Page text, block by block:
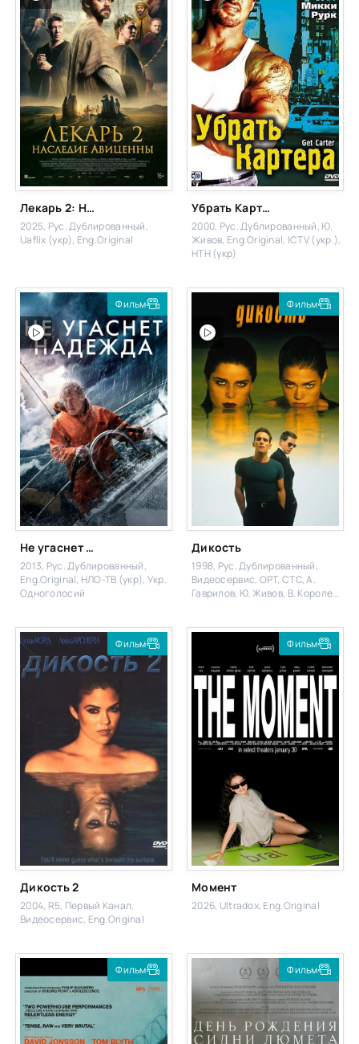
Лекарь 2: Наследие Авиценны
2025, Рус. Дублированный,
Uaflix (укр), Eng.Original
Убрать Картера
2000, Рус. Дублированный, Ю.
Живов, Eng.Original, ICTV (укр.),
НТН (укр)
Фильм
Не угаснет надежда
2013, Рус. Дублированный,
Eng.Original, НЛО-ТВ (укр), Укр.
Одноголосий
Фильм
Дикость
1998, Рус. Дублированный,
Видеосервис, ОРТ, СТС, А.
Гаврилов, Ю. Живов, В. Королев,
Фильм
Дикость 2
2004, R5, Первый Канал,
Видеосервис, Eng.Original
Фильм
Момент
2026, Ultradox, Eng.Original
Фильм Фильм